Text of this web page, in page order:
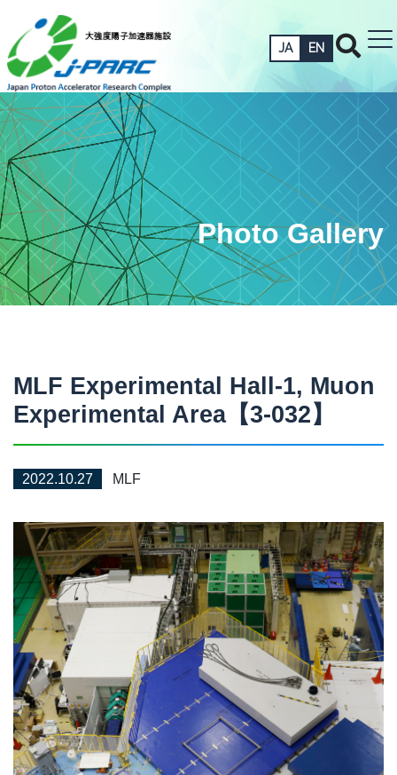
JA EN
Photo Gallery
MLF Experimental Hall-1, Muon
Experimental Area【3-032】
2022.10.27 MLF